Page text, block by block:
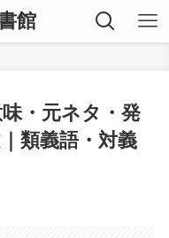
館
・元ネタ・発
類義語・対義